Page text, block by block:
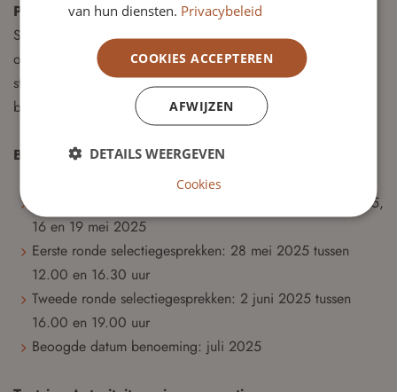
Procedureplanning
Solliciteren kanuiterlijk 5 meiviahet sollicitatieformulier
op de website. De gespreksrondes met de Selectiecommissie
staan gepland in onderstaand overzicht. De beoogde
benoeming gaat einde voorjaar 2025 in.
Beoogde Planning
Sluiting reactietermijn: 5 mei 2025
Voorselectiegesprekken kantoor Galan Groep te Baarn: 15,
16 en 19 mei 2025
Eerste ronde selectiegesprekken: 28 mei 2025 tussen
12.00 en 16.30 uur
Tweede ronde selectiegesprekken: 2 juni 2025 tussen
16.00 en 19.00 uur
Beoogde datum benoeming: juli 2025
van hun diensten. Privacybeleid
COOKIES ACCEPTEREN
AFWIJZEN
DETAILS WEERGEVEN
Cookies